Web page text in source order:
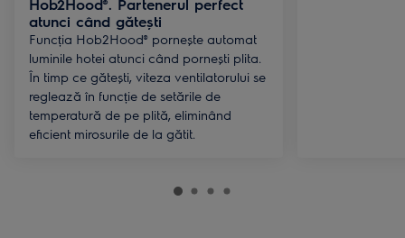
Hob2Hood®. Partenerul perfect
atunci când gătești
Funcția Hob2Hood® pornește automat
luminile hotei atunci când pornești plita.
În timp ce gătești, viteza ventilatorului se
reglează în funcție de setările de
temperatură de pe plită, eliminând
eficient mirosurile de la gătit.